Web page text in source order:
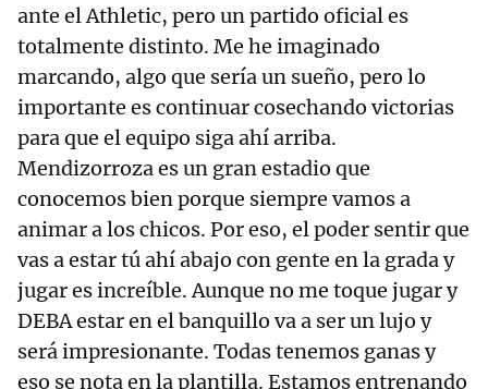
ante el Athletic, pero un partido oficial es
totalmente distinto. Me he imaginado
marcando, algo que sería un sueño, pero lo
importante es continuar cosechando victorias
para que el equipo siga ahí arriba.
Mendizorroza es un gran estadio que
conocemos bien porque siempre vamos a
animar a los chicos. Por eso, el poder sentir que
vas a estar tú ahí abajo con gente en la grada y
jugar es increíble. Aunque no me toque jugar y
DEBA estar en el banquillo va a ser un lujo y
será impresionante. Todas tenemos ganas y
eso se nota en la plantilla. Estamos entrenando